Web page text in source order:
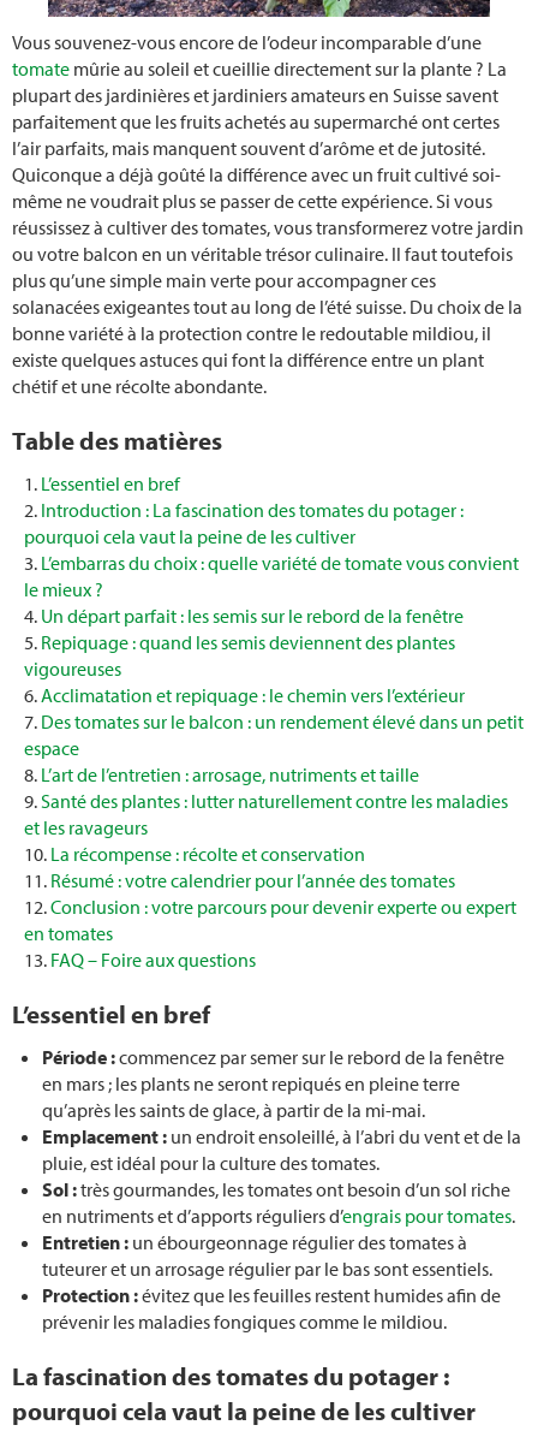
Vous souvenez-vous encore de l’odeur incomparable d’une
tomate mûrie au soleil et cueillie directement sur la plante ? La
plupart des jardinières et jardiniers amateurs en Suisse savent
parfaitement que les fruits achetés au supermarché ont certes
l’air parfaits, mais manquent souvent d’arôme et de jutosité.
Quiconque a déjà goûté la différence avec un fruit cultivé soi-
même ne voudrait plus se passer de cette expérience. Si vous
réussissez à cultiver des tomates, vous transformerez votre jardin
ou votre balcon en un véritable trésor culinaire. Il faut toutefois
plus qu’une simple main verte pour accompagner ces
solanacées exigeantes tout au long de l’été suisse. Du choix de la
bonne variété à la protection contre le redoutable mildiou, il
existe quelques astuces qui font la différence entre un plant
chétif et une récolte abondante.
Table des matières
L’essentiel en bref
Introduction : La fascination des tomates du potager :
pourquoi cela vaut la peine de les cultiver
L’embarras du choix : quelle variété de tomate vous convient
le mieux ?
Un départ parfait : les semis sur le rebord de la fenêtre
Repiquage : quand les semis deviennent des plantes
vigoureuses
Acclimatation et repiquage : le chemin vers l’extérieur
Des tomates sur le balcon : un rendement élevé dans un petit
espace
L’art de l’entretien : arrosage, nutriments et taille
Santé des plantes : lutter naturellement contre les maladies
et les ravageurs
La récompense : récolte et conservation
Résumé : votre calendrier pour l’année des tomates
Conclusion : votre parcours pour devenir experte ou expert
en tomates
FAQ – Foire aux questions
L’essentiel en bref
Période :commencez par semer sur le rebord de la fenêtre
en mars ; les plants ne seront repiqués en pleine terre
qu’après les saints de glace, à partir de la mi-mai.
Emplacement : un endroit ensoleillé, à l’abri du vent et de la
pluie, est idéal pour la culture des tomates.
Sol :très gourmandes, les tomates ont besoin d’un sol riche
en nutriments et d’apports réguliers d’engrais pour tomates.
Entretien : un ébourgeonnage régulier des tomates à
tuteurer et un arrosage régulier par le bas sont essentiels.
Protection :évitez que les feuilles restent humides afin de
prévenir les maladies fongiques comme le mildiou.
La fascination des tomates du potager :
pourquoi cela vaut la peine de les cultiver
Planter des haricots
Lutter contre les pucerons
Arrosage
Systèmes d'arrosage
Parterre de fleurs
Prairie fleurie
Végétalisation d'un toit plat
Engrais
Terre
Multiplier les fraises
Tailler un figuier
Mobilier de jardin
Jeux d’extérieur pour les enfants
Allée de jardin
Clôture de jardin
Graines potagères
Geraniums
Faire des grillades
Planter des concombres
Tailler une haie
Planter des myrtilles
Taille des framboisiers